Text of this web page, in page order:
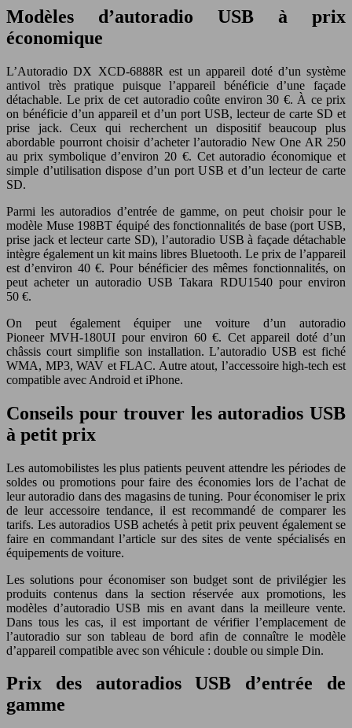
Modèles d’autoradio USB à prix
économique
L’Autoradio DX XCD-6888R est un appareil doté d’un système
antivol très pratique puisque l’appareil bénéficie d’une façade
détachable. Le prix de cet autoradio coûte environ 30 €. À ce prix
on bénéficie d’un appareil et d’un port USB, lecteur de carte SD et
prise jack. Ceux qui recherchent un dispositif beaucoup plus
abordable pourront choisir d’acheter l’autoradio New One AR 250
au prix symbolique d’environ 20 €. Cet autoradio économique et
simple d’utilisation dispose d’un port USB et d’un lecteur de carte
SD.
Parmi les autoradios d’entrée de gamme, on peut choisir pour le
modèle Muse 198BT équipé des fonctionnalités de base (port USB,
prise jack et lecteur carte SD), l’autoradio USB à façade détachable
intègre également un kit mains libres Bluetooth. Le prix de l’appareil
est d’environ 40 €. Pour bénéficier des mêmes fonctionnalités, on
peut acheter un autoradio USB Takara RDU1540 pour environ
50 €.
On peut également équiper une voiture d’un autoradio
Pioneer MVH-180UI pour environ 60 €. Cet appareil doté d’un
châssis court simplifie son installation. L’autoradio USB est fiché
WMA, MP3, WAV et FLAC. Autre atout, l’accessoire high-tech est
compatible avec Android et iPhone.
Conseils pour trouver les autoradios USB
à petit prix
Les automobilistes les plus patients peuvent attendre les périodes de
soldes ou promotions pour faire des économies lors de l’achat de
leur autoradio dans des magasins de tuning. Pour économiser le prix
de leur accessoire tendance, il est recommandé de comparer les
tarifs. Les autoradios USB achetés à petit prix peuvent également se
faire en commandant l’article sur des sites de vente spécialisés en
équipements de voiture.
Les solutions pour économiser son budget sont de privilégier les
produits contenus dans la section réservée aux promotions, les
modèles d’autoradio USB mis en avant dans la meilleure vente.
Dans tous les cas, il est important de vérifier l’emplacement de
l’autoradio sur son tableau de bord afin de connaître le modèle
d’appareil compatible avec son véhicule : double ou simple Din.
Prix des autoradios USB d’entrée de
gamme